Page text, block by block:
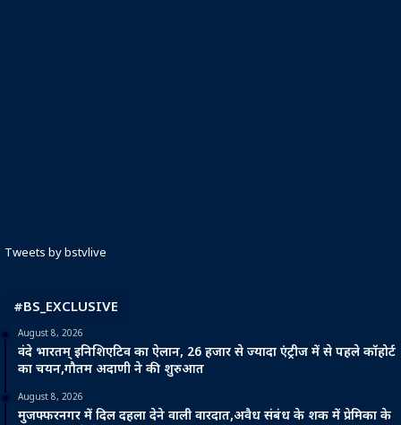
Tweets by bstvlive
#BS_EXCLUSIVE
August 8, 2026
वंदे भारतम् इनिशिएटिव का ऐलान, 26 हजार से ज्यादा एंट्रीज में से पहले कॉहोर्ट
का चयन,गौतम अदाणी ने की शुरुआत
August 8, 2026
मुजफ्फरनगर में दिल दहला देने वाली वारदात,अवैध संबंध के शक में प्रेमिका के